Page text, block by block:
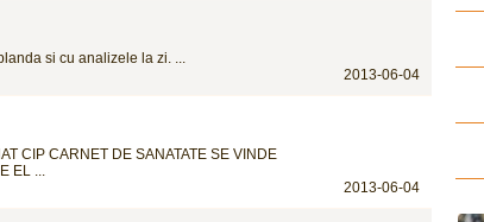
si cu analizele la zi. ...
2013-06-04
CIP CARNET DE SANATATE SE VINDE
EL ...
2013-06-04